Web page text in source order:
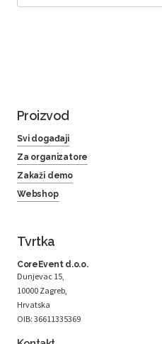
Proizvod
Svi događaji
Za organizatore
Zakaži demo
Webshop
Tvrtka
CoreEvent d.o.o.
Dunjevac 15,
10000 Zagreb,
Hrvatska
OIB: 36611335369